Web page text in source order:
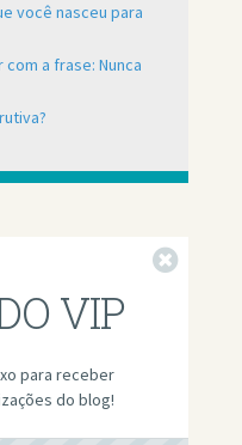
você nasceu para
a frase: Nunca
VIP
para receber
do blog!